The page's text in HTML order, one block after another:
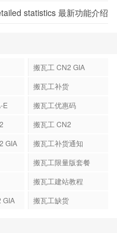
statistics 最新功能介绍
搬瓦工 CN2 GIA
搬瓦工补货
E
搬瓦工优惠码
搬瓦工 CN2
GIA
搬瓦工补货通知
搬瓦工限量版套餐
搬瓦工建站教程
GIA 搬瓦工缺货